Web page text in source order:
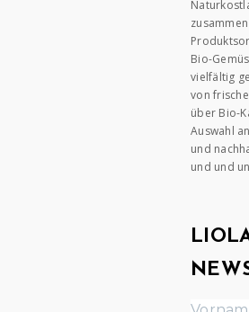
Bio-
vielfältig
von
über Bio-
Auswahl
und
und und